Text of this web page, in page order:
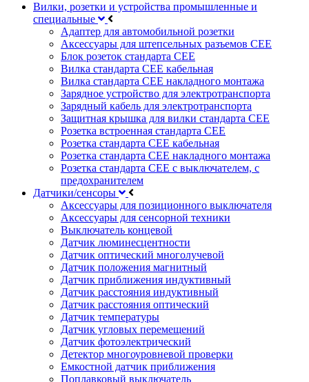
Вилки, розетки и устройства промышленные и
специальные
Адаптер для автомобильной розетки
Аксессуары для штепсельных разъемов CEE
Блок розеток стандарта CEE
Вилка стандарта CEE кабельная
Вилка стандарта CEE накладного монтажа
Зарядное устройство для электротранспорта
Зарядный кабель для электротранспорта
Защитная крышка для вилки стандарта CEE
Розетка встроенная стандарта CEE
Розетка стандарта СЕЕ кабельная
Розетка стандарта СЕЕ накладного монтажа
Розетка стандарта СЕЕ с выключателем, с
предохранителем
Датчики/сенсоры
Аксессуары для позиционного выключателя
Аксессуары для сенсорной техники
Выключатель концевой
Датчик люминесцентности
Датчик оптический многолучевой
Датчик положения магнитный
Датчик приближения индуктивный
Датчик расстояния индуктивный
Датчик расстояния оптический
Датчик температуры
Датчик угловых перемещений
Датчик фотоэлектрический
Детектор многоуровневой проверки
Емкостной датчик приближения
Поплавковый выключатель